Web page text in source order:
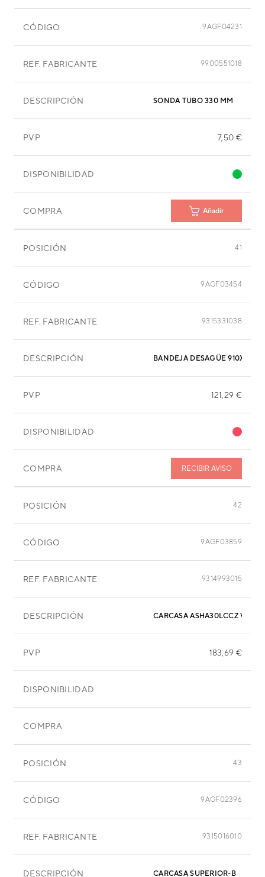
CÓDIGO 9AGF04231
REF. FABRICANTE 9900551018
DESCRIPCIÓN SONDA TUBO 330 MM
PVP 7,50 €
DISPONIBILIDAD
COMPRA Añadir
POSICIÓN 41
CÓDIGO 9AGF03454
REF. FABRICANTE 9315331038
DESCRIPCIÓN BANDEJA DESAGÜE
PVP 121,29 €
DISPONIBILIDAD
COMPRA RECIBIR AVISO
POSICIÓN 42
CÓDIGO 9AGF03859
REF. FABRICANTE 9314993015
DESCRIPCIÓN CARCASA ASHA30LCCZ
PVP 183,69 €
DISPONIBILIDAD
COMPRA
POSICIÓN 43
CÓDIGO 9AGF02396
REF. FABRICANTE 9315016010
DESCRIPCIÓN CARCASA SUPERIOR-B